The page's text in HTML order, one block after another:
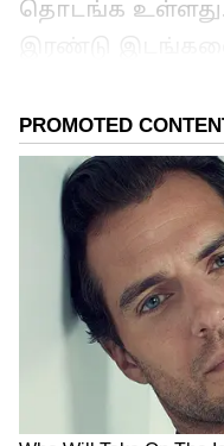
தொடங்க உள்ளது.
அணியும்,
டைட்டன்ஸ்
இந்த பரபரப்பான
பிரதேசத்தில்
அணி நேரடியாக
பெறும். இந்த
ஆர்சிபி அணி
களமிறங்க